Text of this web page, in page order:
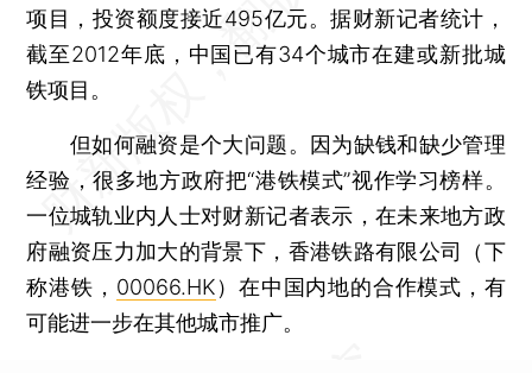
项目，投资额度接近495亿元。据财新记者统计，
截至2012年底，中国已有34个城市在建或新批城
铁项目。
但如何融资是个大问题。因为缺钱和缺少管理
经验，很多地方政府把“港铁模式”视作学习榜样。
一位城轨业内人士对财新记者表示，在未来地方政
府融资压力加大的背景下，香港铁路有限公司（下
称港铁， 00066.HK）在中国内地的合作模式，有
可能进一步在其他城市推广。